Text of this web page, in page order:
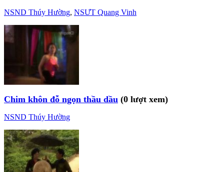
NSND Thúy Hường, NSƯT Quang Vinh
Chim khôn đỗ ngọn thầu dầu (0 lượt xem)
NSND Thúy Hường